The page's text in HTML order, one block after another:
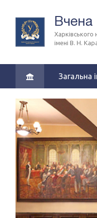
Вчена
Харківського
імені В. Н.
Загальна